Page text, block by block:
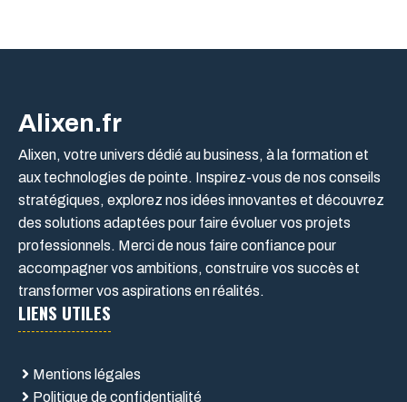
Alixen.fr
Alixen, votre univers dédié au business, à la formation et
aux technologies de pointe. Inspirez-vous de nos conseils
stratégiques, explorez nos idées innovantes et découvrez
des solutions adaptées pour faire évoluer vos projets
professionnels. Merci de nous faire confiance pour
accompagner vos ambitions, construire vos succès et
transformer vos aspirations en réalités.
LIENS UTILES
Mentions légales
Politique de confidentialité